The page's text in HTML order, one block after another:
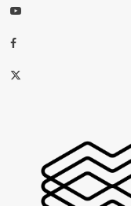
Youtube
Facebook
X